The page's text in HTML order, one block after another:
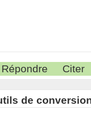
Répondre Citer
de